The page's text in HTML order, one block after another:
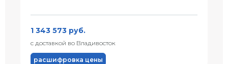
1 343 573 руб.
с доставкой во Владивосток
расшифровка цены